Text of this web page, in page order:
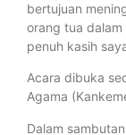
bertujuan
orang tua
penuh kasih
Acara dibuka
Agama
Dalam